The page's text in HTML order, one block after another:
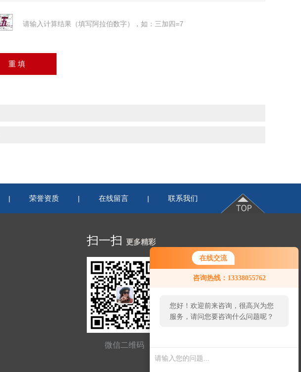
在线交流
咨询热线：13338055762
您好！欢迎前来咨询，很高兴为您
服务，请问您要咨询什么问题呢？
了需求产品，您可以直接在线与我
联系！
请输入计算结果（填写阿拉伯数字），如：三加四=7
| 荣誉资质 | 在线留言 | 联系我们
扫一扫 更多精彩
微信二维码